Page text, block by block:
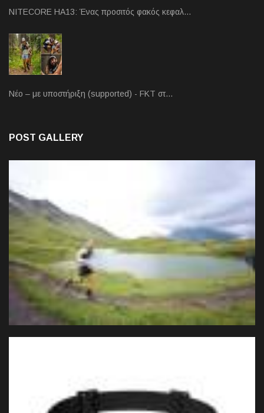
NITECORE HA13: Ένας προσιτός φακός κεφαλ…
Νέο – με υποστήριξη (supported) - FKT στ…
POST GALLERY